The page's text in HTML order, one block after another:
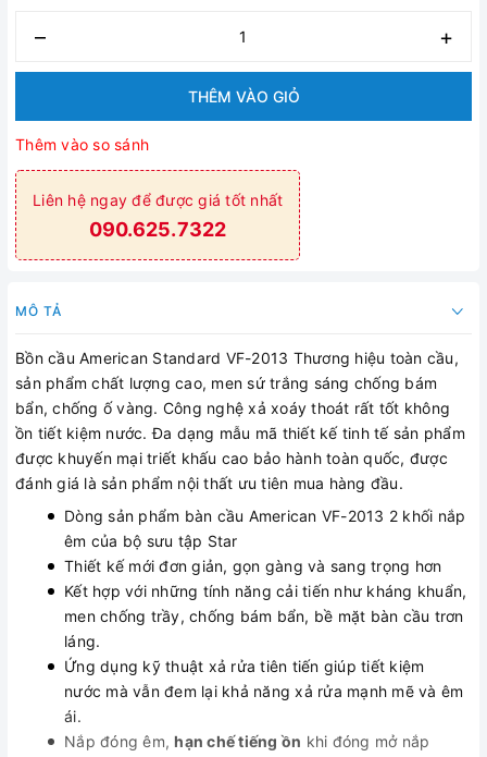
– +
THÊM VÀO GIỎ
Thêm vào so sánh
Liên hệ ngay để được giá tốt nhất
090.625.7322
MÔ TẢ
Bồn cầu American Standard VF-2013 Thương hiệu toàn cầu,
sản phẩm chất lượng cao, men sứ trắng sáng chống bám
bẩn, chống ố vàng. Công nghệ xả xoáy thoát rất tốt không
ồn tiết kiệm nước. Đa dạng mẫu mã thiết kế tinh tế sản phẩm
được khuyến mại triết khấu cao bảo hành toàn quốc, được
đánh giá là sản phẩm nội thất ưu tiên mua hàng đầu.
Dòng sản phẩm bàn cầu American VF-2013 2 khối nắp
êm của bộ sưu tập Star
Thiết kế mới đơn giản, gọn gàng và sang trọng hơn
Kết hợp với những tính năng cải tiến như kháng khuẩn,
men chống trầy, chống bám bẩn, bề mặt bàn cầu trơn
láng.
Ứng dụng kỹ thuật xả rửa tiên tiến giúp tiết kiệm
nước mà vẫn đem lại khả năng xả rửa mạnh mẽ và êm
ái.
Nắp đóng êm,hạn chế tiếng ồn khi đóng mở nắp